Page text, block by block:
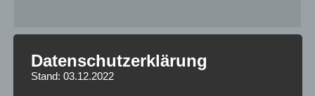
Breite
Datenschutzerklärung
Stand: 03.12.2022